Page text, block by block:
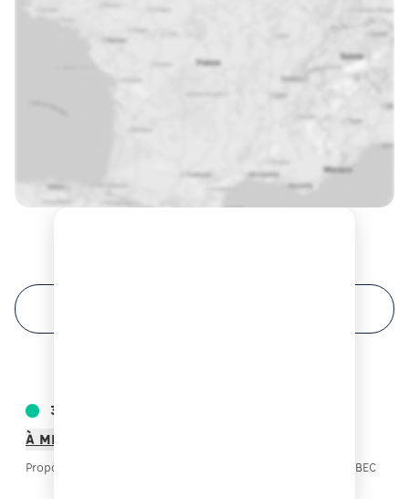
31.08.2026 - 03.09.2026
À MELAMARE (76)
Proposé par ECF PRO COTARD FORMATIONS - LE HAVRE/BOLBEC